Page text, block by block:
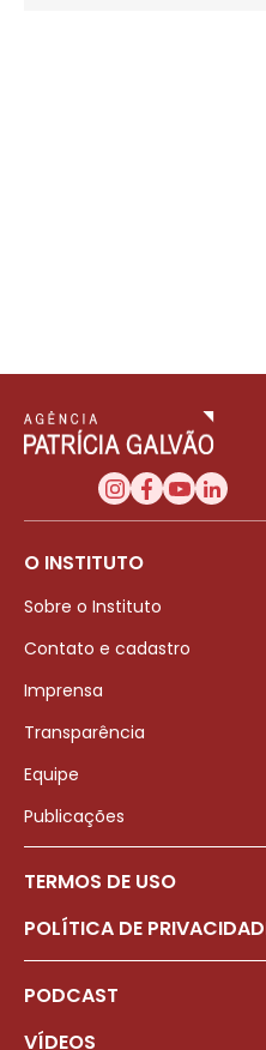
O INSTITUTO
Sobre o Instituto
Contato e cadastro
Imprensa
Transparência
Equipe
Publicações
TERMOS DE USO
POLÍTICA DE
PODCAST
VÍDEOS